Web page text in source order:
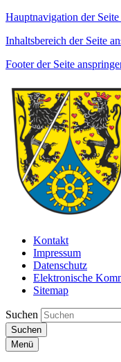
Hauptnavigation der Seite
Inhaltsbereich der Seite
Footer der Seite
Kontakt
Impressum
Datenschutz
Elektronische
Sitemap
Suchen
Suchen
Menü